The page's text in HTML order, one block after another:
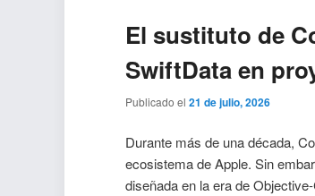
El sustituto de
SwiftData en
Publicado el21 de julio, 2026
Durante más de una década,
ecosistema de Apple. Sin
diseñada en la era de